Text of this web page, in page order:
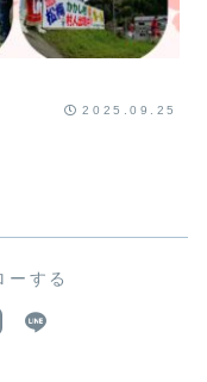
2025.09.25
ーする